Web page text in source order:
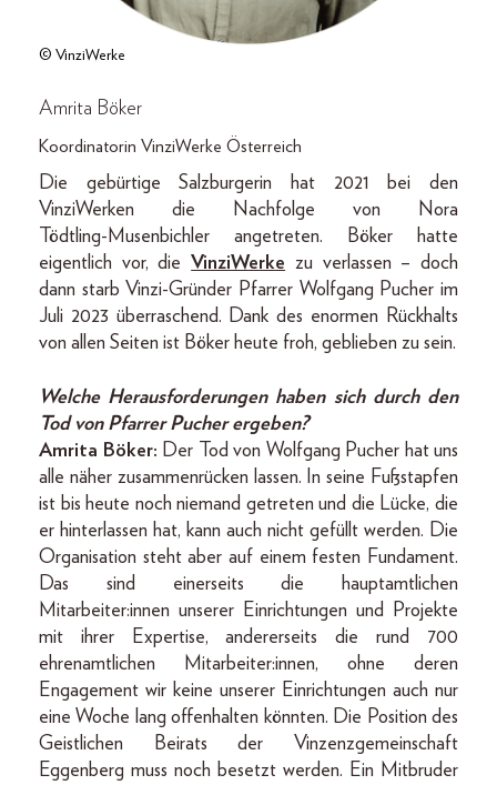
© VinziWerke
Amrita Böker
Koordinatorin VinziWerke Österreich
Die gebürtige Salzburgerin hat 2021 bei den
VinziWerken die Nachfolge von Nora
Tödtling-­Musenbichler angetreten. Böker hatte
eigentlich vor, dieVinziWerke zu verlassen – doch
dann starb Vinzi-Gründer Pfarrer Wolfgang Pucher im
Juli 2023 überraschend. Dank des enormen Rückhalts
von allen Seiten ist Böker heute froh, geblieben zu sein.
Welche Herausforderungen haben sich durch den
Tod von Pfarrer Pucher ergeben?
Amrita Böker: Der Tod von Wolfgang Pucher hat uns
alle näher zusammenrücken lassen. In seine Fußstapfen
ist bis heute noch niemand getreten und die Lücke, die
er hinterlassen hat, kann auch nicht gefüllt werden. Die
Organisation steht aber auf einem festen Fundament.
Das sind einerseits die hauptamtlichen
Mitarbeiter:innen unserer Einrichtungen und Projekte
mit ihrer Expertise, andererseits die rund 700
ehrenamtlichen Mitarbeiter:innen, ohne deren
Engagement wir keine unserer Einrichtungen auch nur
eine Woche lang offenhalten könnten. Die Position des
Geistlichen Beirats der Vinzenz­gemeinschaft
Eggenberg muss noch besetzt werden. Ein Mitbruder